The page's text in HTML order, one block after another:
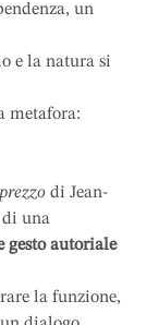
un
e la natura si
metafora:
di Jean-
di una
gesto autoriale
la funzione,